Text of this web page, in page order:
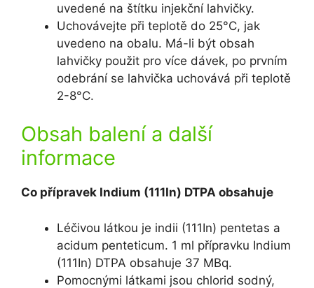
uvedené na štítku injekční lahvičky.
Uchovávejte při teplotě do 25°C, jak
uvedeno na obalu. Má-li být obsah
lahvičky použit pro více dávek, po prvním
odebrání se lahvička uchovává při teplotě
2-8°C.
Obsah balení a další
informace
Co přípravek Indium (111In) DTPA obsahuje
Léčivou látkou je indii (111In) pentetas a
acidum penteticum. 1 ml přípravku Indium
(111In) DTPA obsahuje 37 MBq.
Pomocnými látkami jsou chlorid sodný,